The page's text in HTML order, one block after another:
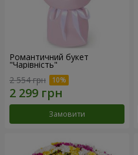
Романтичний букет
"Чарівність"
2 554 грн
Замовити